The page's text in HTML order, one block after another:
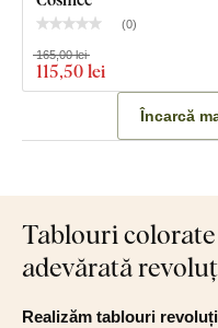
Ce este inclus
Tablou din lemn -
Cârlig(e) montat(e)
(0)
115,50 lei
165,00 lei
Încarcă
Tablouri
adevărată
Realizăm tablouri